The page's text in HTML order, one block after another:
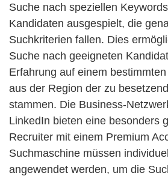
Suche nach speziellen
Kandidaten ausgespielt, die
Suchkriterien fallen. Dies
Suche nach geeigneten
Erfahrung auf einem
aus der Region der zu
stammen. Die Business-
LinkedIn bieten eine besonders
Recruiter mit einem Premium
Suchmaschine müssen
angewendet werden, um die